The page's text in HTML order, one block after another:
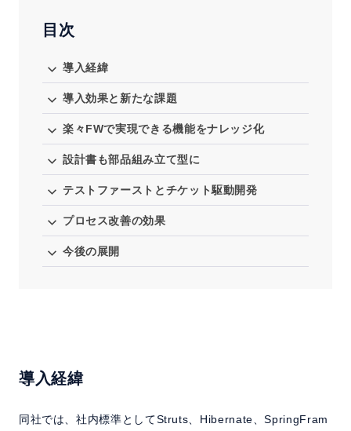
目次
導入経緯
導入効果と新たな課題
楽々FWで実現できる機能をナレッジ化
設計書も部品組み立て型に
テストファーストとチケット駆動開発
プロセス改善の効果
今後の展開
導入経緯
同社では、社内標準としてStruts、Hibernate、SpringFram